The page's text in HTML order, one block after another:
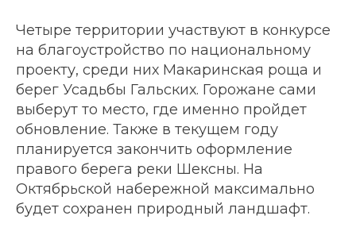
Четыре территории участвуют в конкурсе
на благоустройство по национальному
проекту, среди них Макаринская роща и
берег Усадьбы Гальских. Горожане сами
выберут то место, где именно пройдет
обновление. Также в текущем году
планируется закончить оформление
правого берега реки Шексны. На
Октябрьской набережной максимально
будет сохранен природный ландшафт.